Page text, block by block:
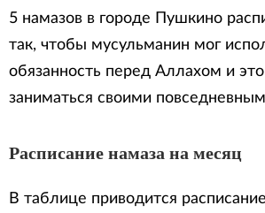
5 намазов в городе Пушкино
так, чтобы мусульманин мог
обязанность перед Аллахом и
заниматься своими
Расписание намаза на месяц
В таблице приводится